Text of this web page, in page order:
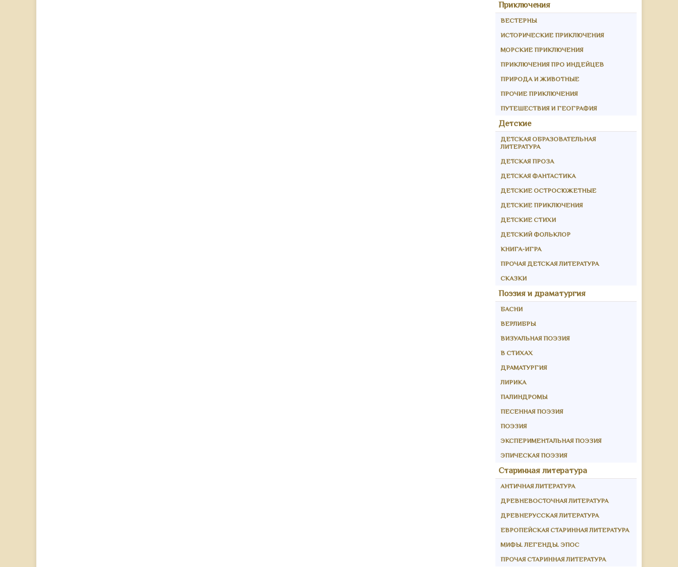
Приключения
ВЕСТЕРНЫ
ИСТОРИЧЕСКИЕ ПРИКЛЮЧЕНИЯ
МОРСКИЕ ПРИКЛЮЧЕНИЯ
ПРИКЛЮЧЕНИЯ ПРО ИНДЕЙЦЕВ
ПРИРОДА И ЖИВОТНЫЕ
ПРОЧИЕ ПРИКЛЮЧЕНИЯ
ПУТЕШЕСТВИЯ И ГЕОГРАФИЯ
Детские
ДЕТСКАЯ ОБРАЗОВАТЕЛЬНАЯ
ЛИТЕРАТУРА
ДЕТСКАЯ ПРОЗА
ДЕТСКАЯ ФАНТАСТИКА
ДЕТСКИЕ ОСТРОСЮЖЕТНЫЕ
ДЕТСКИЕ ПРИКЛЮЧЕНИЯ
ДЕТСКИЕ СТИХИ
ДЕТСКИЙ ФОЛЬКЛОР
КНИГА-ИГРА
ПРОЧАЯ ДЕТСКАЯ ЛИТЕРАТУРА
СКАЗКИ
Поэзия и драматургия
БАСНИ
ВЕРЛИБРЫ
ВИЗУАЛЬНАЯ ПОЭЗИЯ
В СТИХАХ
ДРАМАТУРГИЯ
ЛИРИКА
ПАЛИНДРОМЫ
ПЕСЕННАЯ ПОЭЗИЯ
ПОЭЗИЯ
ЭКСПЕРИМЕНТАЛЬНАЯ ПОЭЗИЯ
ЭПИЧЕСКАЯ ПОЭЗИЯ
Старинная литература
АНТИЧНАЯ ЛИТЕРАТУРА
ДРЕВНЕВОСТОЧНАЯ ЛИТЕРАТУРА
ДРЕВНЕРУССКАЯ ЛИТЕРАТУРА
ЕВРОПЕЙСКАЯ СТАРИННАЯ ЛИТЕРАТУРА
МИФЫ. ЛЕГЕНДЫ. ЭПОС
ПРОЧАЯ СТАРИННАЯ ЛИТЕРАТУРА